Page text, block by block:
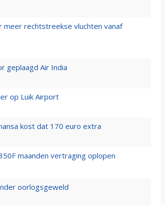
meer rechtstreekse vluchten vanaf
geplaagd Air India
op Luik Airport
kost dat 170 euro extra
maanden vertraging oplopen
oorlogsgeweld